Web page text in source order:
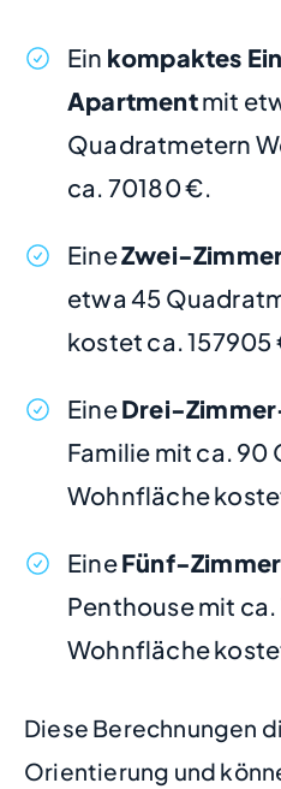
Ein kompaktes
Apartmentmit
Quadratmetern
ca. 70180 €.
EineZwei-
etwa 45
kostet ca. 157905
EineDrei-
Familie mit ca.
Wohnfläche
EineFünf-
Penthouse mit
Wohnfläche
Diese Berechnungen
Orientierung und